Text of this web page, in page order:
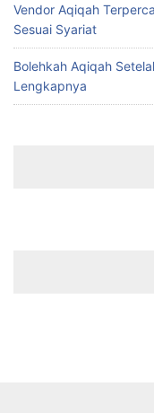
Vendor Aqiqah
Sesuai Syariat
Bolehkah Aqiqah
Lengkapnya